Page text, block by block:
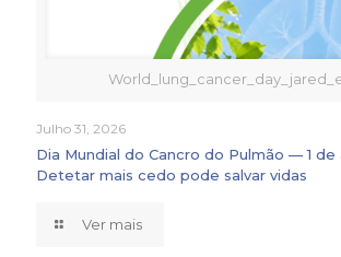
Julho 31, 2026
Dia Mundial do Cancro do Pulmão — 1
Detetar mais cedo pode salvar vidas
Ver mais